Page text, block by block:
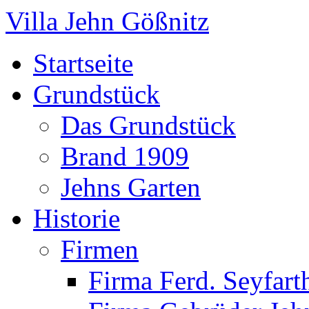
Villa Jehn Gößnitz
Startseite
Grundstück
Das Grundstück
Brand 1909
Jehns Garten
Historie
Firmen
Firma Ferd.